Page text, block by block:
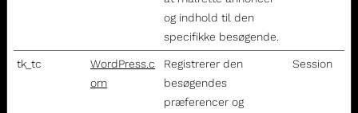
og indhold til den
specifikke besøgende.
tk_tc
WordPress.c
om
Registrerer den
besøgendes
præferencer og
Session